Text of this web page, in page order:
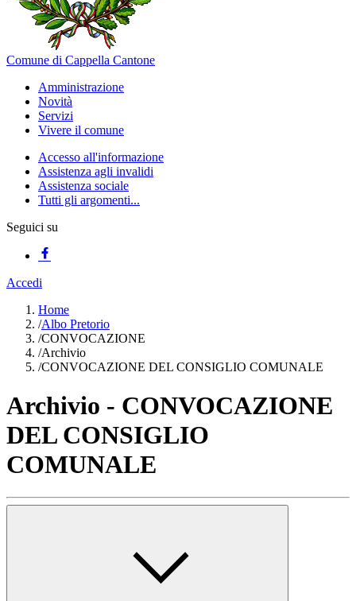
Comune di Cappella Cantone
Amministrazione
Novità
Servizi
Vivere il comune
Accesso all'informazione
Assistenza agli invalidi
Assistenza sociale
Tutti gli argomenti...
Seguici su
Accedi
Home
/Albo Pretorio
/CONVOCAZIONE
/Archivio
/CONVOCAZIONE DEL CONSIGLIO COMUNALE
Archivio - CONVOCAZIONE
DEL CONSIGLIO
COMUNALE